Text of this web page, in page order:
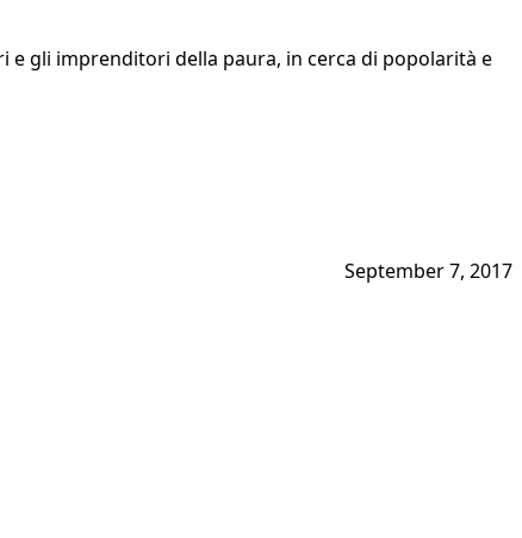
e gli imprenditori della paura, in cerca di popolarità e
September 7, 2017